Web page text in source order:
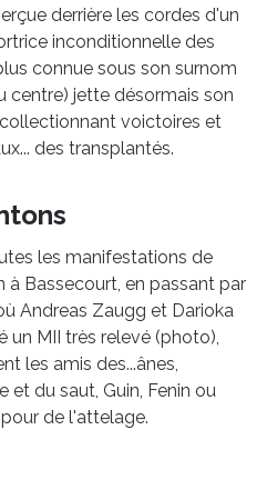
derrière les cordes d'un
inconditionnelle des
connue sous son surnom
centre) jette désormais son
voictoires et
des transplantés.
les manifestations de
à Bassecourt, en passant par
Andreas Zaugg et Darioka
un MII très relevé (photo),
les amis des...ânes,
et du saut, Guin, Fenin ou
de l'attelage.